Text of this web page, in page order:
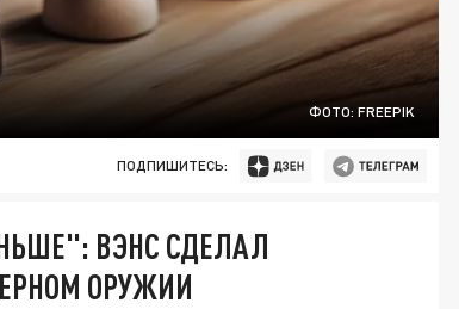
ФОТО: FREEPIK
ПОДПИШИТЕСЬ:
ВЭНС СДЕЛАЛ
ОРУЖИИ